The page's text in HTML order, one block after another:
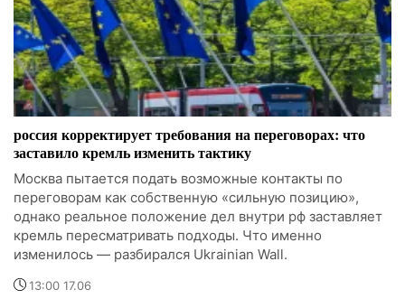
россия корректирует требования на переговорах: что
заставило кремль изменить тактику
Москва пытается подать возможные контакты по
переговорам как собственную «сильную позицию»,
однако реальное положение дел внутри рф заставляет
кремль пересматривать подходы. Что именно
изменилось — разбирался Ukrainian Wall.
13:00 17.06